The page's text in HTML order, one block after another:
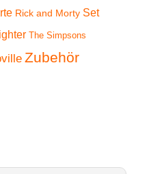
Rick and Morty Set
The Simpsons
Zubehör